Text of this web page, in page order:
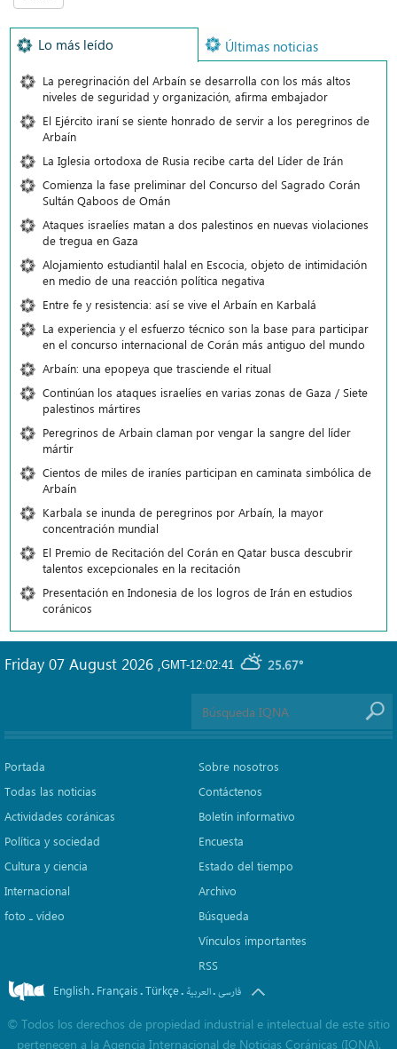
Lo más leído Últimas noticias
La peregrinación del Arbaín se desarrolla con los más altos
niveles de seguridad y organización, afirma embajador
El Ejército iraní se siente honrado de servir a los peregrinos de
Arbaín
La Iglesia ortodoxa de Rusia recibe carta del Líder de Irán
Comienza la fase preliminar del Concurso del Sagrado Corán
Sultán Qaboos de Omán
Ataques israelíes matan a dos palestinos en nuevas violaciones
de tregua en Gaza
Alojamiento estudiantil halal en Escocia, objeto de intimidación
en medio de una reacción política negativa
Entre fe y resistencia: así se vive el Arbaín en Karbalá
La experiencia y el esfuerzo técnico son la base para participar
en el concurso internacional de Corán más antiguo del mundo
Arbaín: una epopeya que trasciende el ritual
Continúan los ataques israelíes en varias zonas de Gaza / Siete
palestinos mártires
Peregrinos de Arbain claman por vengar la sangre del líder
mártir
Cientos de miles de iraníes participan en caminata simbólica de
Arbaín
Karbala se inunda de peregrinos por Arbaín, la mayor
concentración mundial
El Premio de Recitación del Corán en Qatar busca descubrir
talentos excepcionales en la recitación
Presentación en Indonesia de los logros de Irán en estudios
coránicos
GMT-12:02:41 25.67°
Friday 07 August 2026 ,
Portada
Todas las noticias
Actividades coránicas
Política y sociedad
Cultura y ciencia
Internacional
foto ـ vídeo
Sobre nosotros
Contáctenos
Boletín informativo
Encuesta
Estado del tiempo
Archivo
Búsqueda
Vínculos importantes
RSS
English. Français.Türkçe. العربیة.فارسی
© Todos los derechos de propiedad industrial e intelectual de este sitio
pertenecen a la Agencia Internacional de Noticias Coránicas (IQNA).